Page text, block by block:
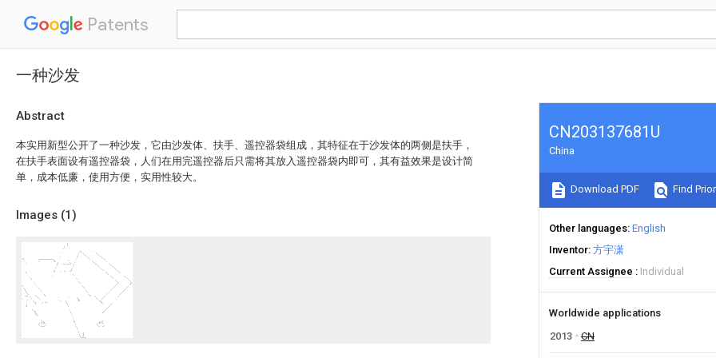
Patents
一种沙发
Abstract
本实用新型公开了一种沙发，它由沙发体、扶手、遥控器袋组成，其特征在于沙发体的两侧是扶手，
在扶手表面设有遥控器袋，人们在用完遥控器后只需将其放入遥控器袋内即可，其有益效果是设计简
单，成本低廉，使用方便，实用性较大。
Images (1)
CN203137681U
China
Download PDF Find
Other languages English
Inventor 方宇潇
Current Assignee
Individual
Worldwide applications
2013
CN